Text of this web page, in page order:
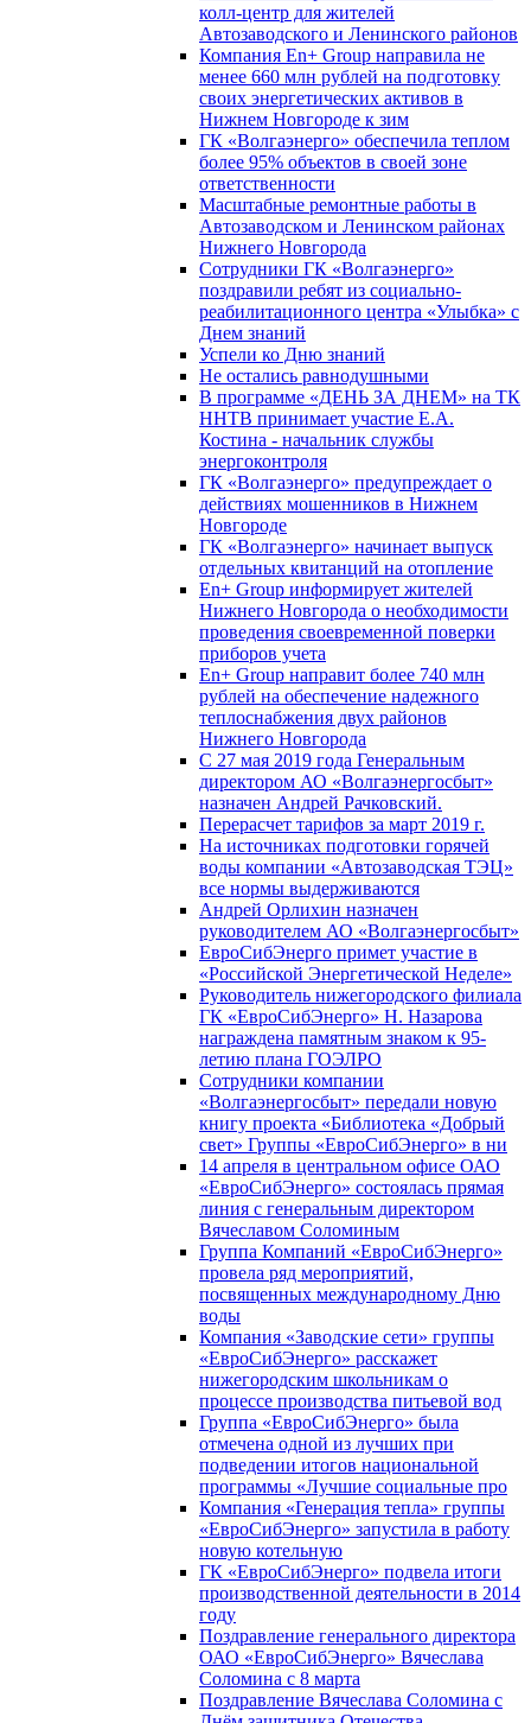
колл-центр для жителей
Автозаводского и Ленинского районов
Компания En+ Group направила не
менее 660 млн рублей на подготовку
своих энергетических активов в
Нижнем Новгороде к зим
ГК «Волгаэнерго» обеспечила теплом
более 95% объектов в своей зоне
ответственности
Масштабные ремонтные работы в
Автозаводском и Ленинском районах
Нижнего Новгорода
Сотрудники ГК «Волгаэнерго»
поздравили ребят из социально-
реабилитационного центра «Улыбка» с
Днем знаний
Успели ко Дню знаний
Не остались равнодушными
В программе «ДЕНЬ ЗА ДНЕМ» на ТК
ННТВ принимает участие Е.А.
Костина - начальник службы
энергоконтроля
ГК «Волгаэнерго» предупреждает о
действиях мошенников в Нижнем
Новгороде
ГК «Волгаэнерго» начинает выпуск
отдельных квитанций на отопление
En+ Group информирует жителей
Нижнего Новгорода о необходимости
проведения своевременной поверки
приборов учета
En+ Group направит более 740 млн
рублей на обеспечение надежного
теплоснабжения двух районов
Нижнего Новгорода
С 27 мая 2019 года Генеральным
директором АО «Волгаэнергосбыт»
назначен Андрей Рачковский.
Перерасчет тарифов за март 2019 г.
На источниках подготовки горячей
воды компании «Автозаводская ТЭЦ»
все нормы выдерживаются
Андрей Орлихин назначен
руководителем АО «Волгаэнергосбыт»
ЕвроСибЭнерго примет участие в
«Российской Энергетической Неделе»
Руководитель нижегородского филиала
ГК «ЕвроСибЭнерго» Н. Назарова
награждена памятным знаком к 95-
летию плана ГОЭЛРО
Сотрудники компании
«Волгаэнергосбыт» передали новую
книгу проекта «Библиотека «Добрый
свет» Группы «ЕвроСибЭнерго» в ни
14 апреля в центральном офисе ОАО
«ЕвроСибЭнерго» состоялась прямая
линия с генеральным директором
Вячеславом Соломиным
Группа Компаний «ЕвроСибЭнерго»
провела ряд мероприятий,
посвященных международному Дню
воды
Компания «Заводские сети» группы
«ЕвроСибЭнерго» расскажет
нижегородским школьникам о
процессе производства питьевой вод
Группа «ЕвроСибЭнерго» была
отмечена одной из лучших при
подведении итогов национальной
программы «Лучшие социальные про
Компания «Генерация тепла» группы
«ЕвроСибЭнерго» запустила в работу
новую котельную
ГК «ЕвроСибЭнерго» подвела итоги
производственной деятельности в 2014
году
Поздравление генерального директора
ОАО «ЕвроСибЭнерго» Вячеслава
Соломина с 8 марта
Поздравление Вячеслава Соломина с